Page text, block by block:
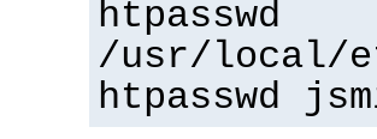
htpasswd
/usr/local/
htpasswd